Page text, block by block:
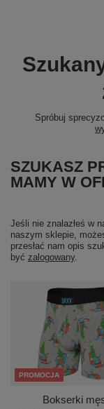
Spróbuj
SZUKASZ
MAMY W
Jeśli nie znalazłeś w
naszym sklepie,
przesłać nam opis
być zalogowany.
PROMOCJA
Bokserki